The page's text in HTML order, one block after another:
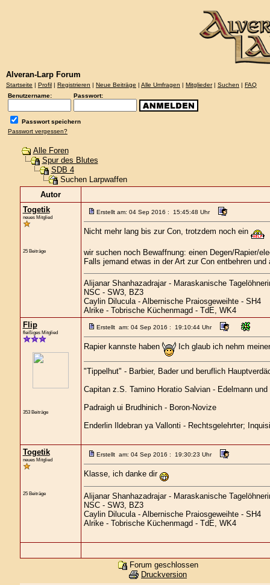
Alveran-Larp Forum
Startseite | Profil | Registrieren | Neue Beiträge | Alle Umfragen | Mitglieder| Suchen | FAQ
Benutzername:
Passwort:
Passwort speichern
Passwort vergessen?
Alle Foren
Spur des Blutes
SDB 4
Suchen Larpwaffen
Autor
Togetik
neues Mitglied
25 Beiträge
Erstellt am: 04 Sep 2016 : 15:45:48 Uhr
Nicht mehr lang bis zur Con, trotzdem noch ein
wir suchen noch Bewaffnung: einen Degen/Rapier/
Falls jemand etwas in der Art zur Con entbehren
Alijanar Shanhazadrajar - Maraskanische
NSC - SW3, BZ3
Caylin Dilucula - Albernische Praiosgeweihte - SH4
Alrike - Tobrische Küchenmagd - TdE, WK4
Flip
fleißiges Mitglied
353 Beiträge
Erstellt am: 04 Sep 2016 : 19:10:44 Uhr
Rapier kannste haben Ich glaub ich nehm
"Tippelhut" - Barbier, Bader und beruflich
Capitan z.S. Tamino Horatio Salvian - Edelmann
Padraigh ui Brudhinich - Boron-Novize
Enderlin Ildebran ya Vallonti - Rechtsgelehrter;
Togetik
neues Mitglied
25 Beiträge
Erstellt am: 04 Sep 2016 : 19:30:23 Uhr
Klasse, ich danke dir
Alijanar Shanhazadrajar - Maraskanische
NSC - SW3, BZ3
Caylin Dilucula - Albernische Praiosgeweihte - SH4
Alrike - Tobrische Küchenmagd - TdE, WK4
Forum geschlossen
Druckversion